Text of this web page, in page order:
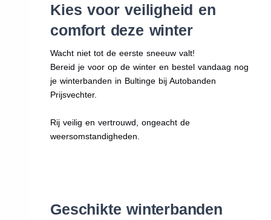
Kies voor veiligheid en
comfort deze winter
Wacht niet tot de eerste sneeuw valt!
Bereid je voor op de winter en bestel vandaag nog
je winterbanden in Bultinge bij Autobanden
Prijsvechter.
Rij veilig en vertrouwd, ongeacht de
weersomstandigheden.
Geschikte winterbanden